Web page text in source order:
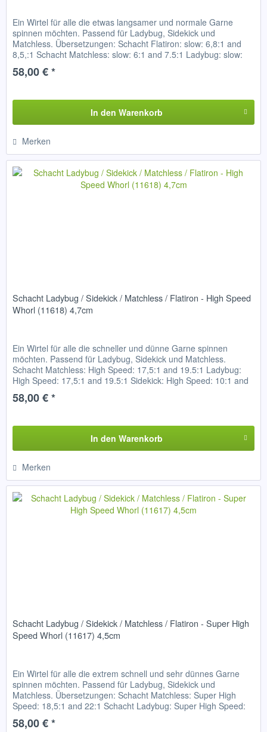
Ein Wirtel für alle die etwas langsamer und normale Garne
spinnen möchten. Passend für Ladybug, Sidekick und
Matchless. Übersetzungen: Schacht Flatiron: slow: 6,8:1 and
8,5,:1 Schacht Matchless: slow: 6:1 and 7.5:1 Ladybug: slow:
58,00 € *
In den Warenkorb
Merken
Schacht Ladybug / Sidekick / Matchless / Flatiron - High Speed
Whorl (11618) 4,7cm
Ein Wirtel für alle die schneller und dünne Garne spinnen
möchten. Passend für Ladybug, Sidekick und Matchless.
Schacht Matchless: High Speed: 17,5:1 and 19.5:1 Ladybug:
High Speed: 17,5:1 and 19.5:1 Sidekick: High Speed: 10:1 and
58,00 € *
In den Warenkorb
Merken
Schacht Ladybug / Sidekick / Matchless / Flatiron - Super High
Speed Whorl (11617) 4,5cm
Ein Wirtel für alle die extrem schnell und sehr dünnes Garne
spinnen möchten. Passend für Ladybug, Sidekick und
Matchless. Übersetzungen: Schacht Matchless: Super High
Speed: 18,5:1 and 22:1 Schacht Ladybug: Super High Speed:
12:1 and...
58,00 € *